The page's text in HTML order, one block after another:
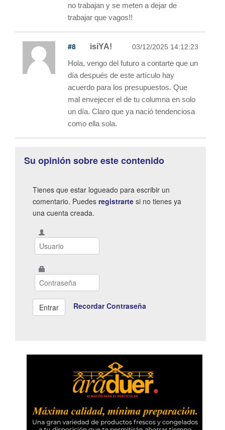
no trabajan y se meten a dejar de
trabajar que vagos!!
#8 isiYA! 03/12/2025 14:12:23
Hola, vengo del futuro a contarte que un
día después de este artículo hay
acuerdo para los presupuestos. Que
mal envejecer el de tu columna en solo
un día. Claro que ya nació tendenciosa
como ella sola.
Su opinión sobre este contenido
Tienes que estar logueado para escribir un
comentario. Puedes registrarte si no tienes ya
una cuenta creada.
Recordar Contraseña